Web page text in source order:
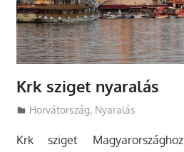
Krk sziget nyaralás
Utazasok.org
Horvátország, Nyaralás
Krk sziget